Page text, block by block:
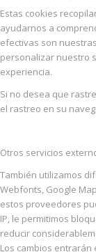
Estas cookies
ayudarnos a
efectivas son
personalizar nuestro
experiencia.
Si no desea que
el rastreo en su
Otros servicios
También utilizamos
Webfonts, Google
estos proveedores
IP, le permitimos
reducir
Los cambios entrarán